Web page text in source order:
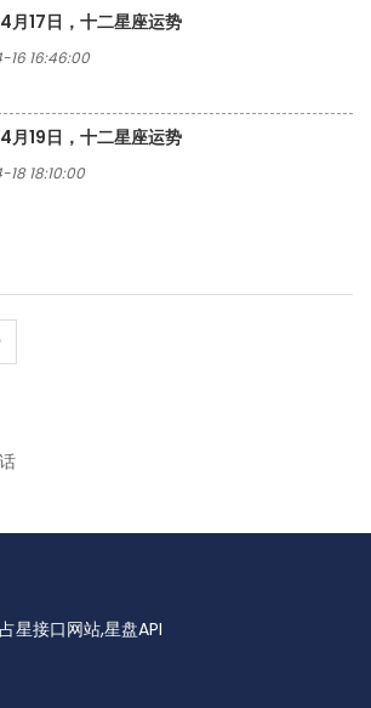
月17日，十二星座运势
16 16:46:00
月19日，十二星座运势
18:10:00
星接口网站,星盘API